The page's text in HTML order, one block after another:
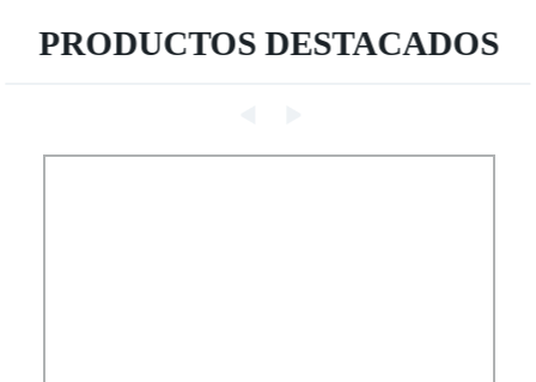
PRODUCTOS DESTACADOS